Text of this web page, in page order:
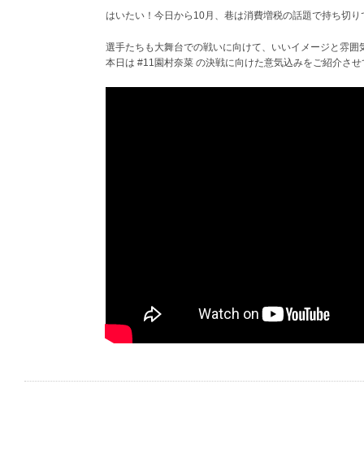
はいたい！今日から10月、巷は消費増税の話題で持ち切
選手たちも大舞台での戦いに向けて、いいイメージと雰囲
本日は #11園村奈菜 の決戦に向けた意気込みをご紹介さ